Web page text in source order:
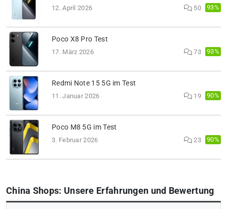
12. April 2026 50 93%
Poco X8 Pro Test
17. März 2026 73 93%
Redmi Note 15 5G im Test
11. Januar 2026 19 90%
Poco M8 5G im Test
3. Februar 2026 23 90%
China Shops: Unsere Erfahrungen und Bewertung